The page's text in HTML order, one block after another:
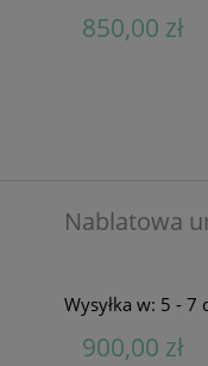
850,00 zł
Nablatowa
Wysyłka w: 5 - 7
900,00 zł